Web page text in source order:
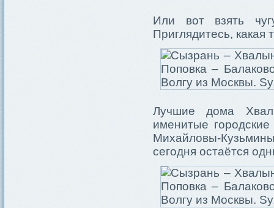
Или вот взять
Приглядитесь, какая
Лучшие дома
именитые
Михайловы-
сегодня остаётся